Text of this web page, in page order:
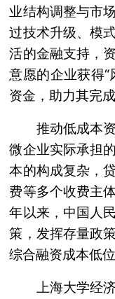
业结构调整与市
过技术升级、模
活的金融支持，
意愿的企业获得
资金，助力其完
推动低成本
微企业实际承担
本的构成复杂，
费等多个收费主
年以来，中国人
策，发挥存量政
综合融资成本低位
上海大学经